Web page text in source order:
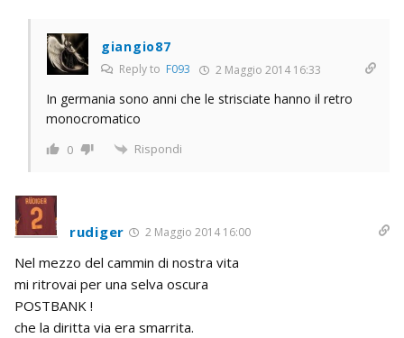
giangio87
Reply to F093 2 Maggio 2014 16:33
In germania sono anni che le strisciate hanno il retro
monocromatico
0 Rispondi
rudiger 2 Maggio 2014 16:00
Nel mezzo del cammin di nostra vita
mi ritrovai per una selva oscura
POSTBANK !
che la diritta via era smarrita.